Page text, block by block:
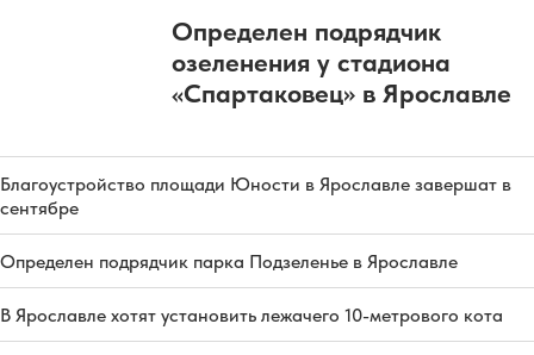
Определен подрядчик
озеленения у стадиона
«Спартаковец» в Ярославле
Благоустройство площади Юности в Ярославле завершат в
сентябре
Определен подрядчик парка Подзеленье в Ярославле
В Ярославле хотят установить лежачего 10-метрового кота